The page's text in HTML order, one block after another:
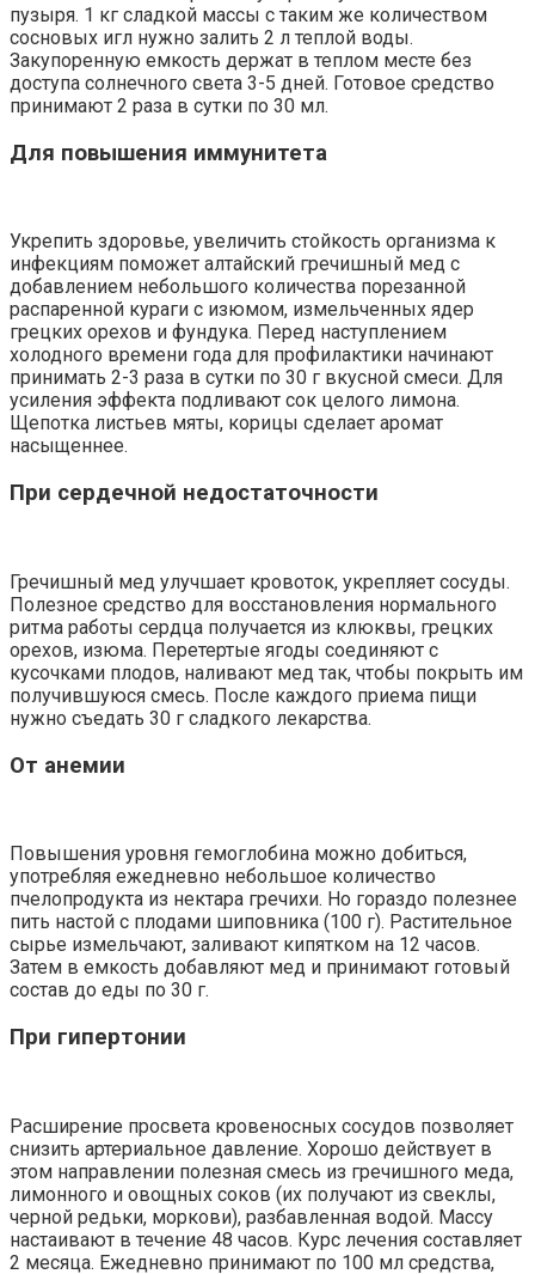
пузыря. 1 кг сладкой массы с таким же количеством
сосновых игл нужно залить 2 л теплой воды.
Закупоренную емкость держат в теплом месте без
доступа солнечного света 3-5 дней. Готовое средство
принимают 2 раза в сутки по 30 мл.
Для повышения иммунитета
Укрепить здоровье, увеличить стойкость организма к
инфекциям поможет алтайский гречишный мед с
добавлением небольшого количества порезанной
распаренной кураги с изюмом, измельченных ядер
грецких орехов и фундука. Перед наступлением
холодного времени года для профилактики начинают
принимать 2-3 раза в сутки по 30 г вкусной смеси. Для
усиления эффекта подливают сок целого лимона.
Щепотка листьев мяты, корицы сделает аромат
насыщеннее.
При сердечной недостаточности
Гречишный мед улучшает кровоток, укрепляет сосуды.
Полезное средство для восстановления нормального
ритма работы сердца получается из клюквы, грецких
орехов, изюма. Перетертые ягоды соединяют с
кусочками плодов, наливают мед так, чтобы покрыть им
получившуюся смесь. После каждого приема пищи
нужно съедать 30 г сладкого лекарства.
От анемии
Повышения уровня гемоглобина можно добиться,
употребляя ежедневно небольшое количество
пчелопродукта из нектара гречихи. Но гораздо полезнее
пить настой с плодами шиповника (100 г). Растительное
сырье измельчают, заливают кипятком на 12 часов.
Затем в емкость добавляют мед и принимают готовый
состав до еды по 30 г.
При гипертонии
Расширение просвета кровеносных сосудов позволяет
снизить артериальное давление. Хорошо действует в
этом направлении полезная смесь из гречишного меда,
лимонного и овощных соков (их получают из свеклы,
черной редьки, моркови), разбавленная водой. Массу
настаивают в течение 48 часов. Курс лечения составляет
2 месяца. Ежедневно принимают по 100 мл средства,